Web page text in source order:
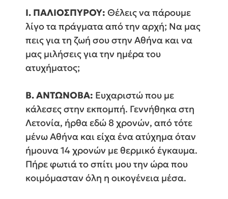
Ι. ΠΑΛΙΟΣΠΥΡΟΥ: Θέλεις να πάρουμε
λίγο τα πράγματα από την αρχή; Να μας
πεις για τη ζωή σου στην Αθήνα και να
μας μιλήσεις για την ημέρα του
ατυχήματος;
Β. ΑΝΤΩΝΟΒΑ: Ευχαριστώ που με
κάλεσες στην εκπομπή. Γεννήθηκα στη
Λετονία, ήρθα εδώ 8 χρονών, από τότε
μένω Αθήνα και είχα ένα ατύχημα όταν
ήμουνα 14 χρονών με θερμικό έγκαυμα.
Πήρε φωτιά το σπίτι μου την ώρα που
κοιμόμασταν όλη η οικογένεια μέσα.